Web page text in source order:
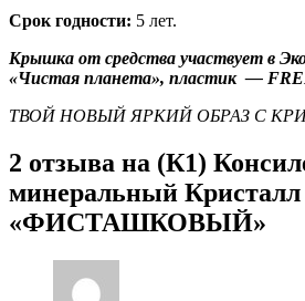
Срок годности: 5 лет.
Крышка от средства участвует в
«Чистая планета», пластик —
ТВОЙ НОВЫЙ ЯРКИЙ ОБРАЗ С
2 отзыва на (К1)
минеральный Кристалл
«ФИСТАШКОВЫЙ»